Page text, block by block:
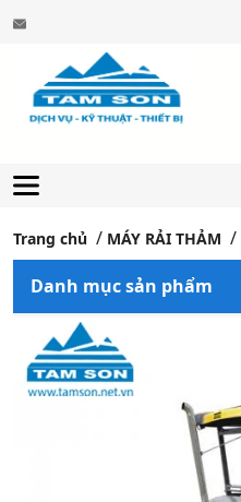
Trang chủ MÁY RẢI THẢM
Danh mục sản phẩm